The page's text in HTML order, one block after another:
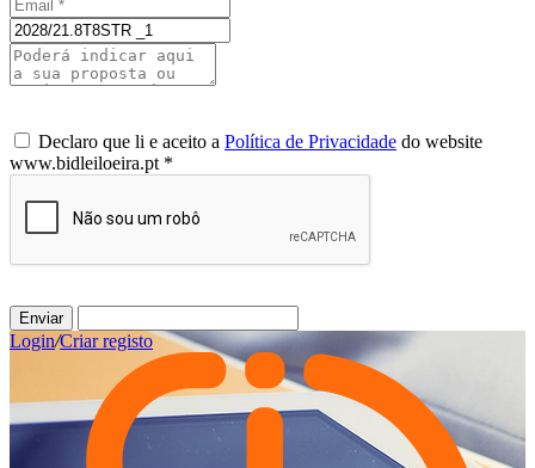
Declaro que li e aceito a Política de Privacidade do website
www.bidleiloeira.pt *
Enviar
Login/Criar registo